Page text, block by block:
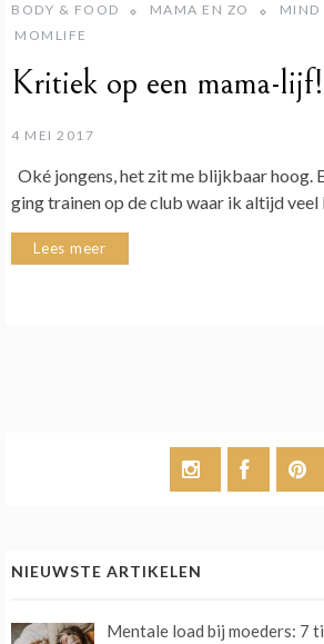
BODY & FOOD MAMA EN ZO
MIND
MOMLIFE
Kritiek op een mama-
4 MEI 2017
Oké jongens, het zit me blijkbaar hoog.
ging trainen op de club waar ik altijd veel
Lees meer
NIEUWSTE ARTIKELEN
Mentale load bij moeders: 7